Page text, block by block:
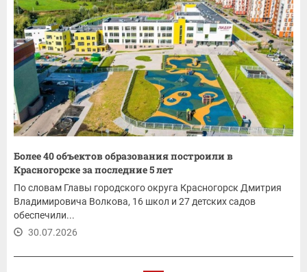
Более 40 объектов образования построили в
Красногорске за последние 5 лет
По словам Главы городского округа Красногорск Дмитрия
Владимировича Волкова, 16 школ и 27 детских садов
обеспечили...
30.07.2026